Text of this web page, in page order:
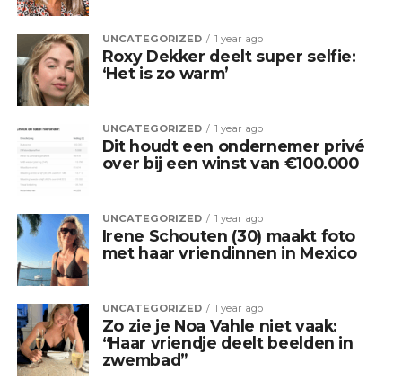
UNCATEGORIZED 1 year ago
Roxy Dekker deelt super selfie:
‘Het is zo warm’
UNCATEGORIZED 1 year ago
Dit houdt een ondernemer privé
over bij een winst van €100.000
UNCATEGORIZED 1 year ago
Irene Schouten (30) maakt foto
met haar vriendinnen in Mexico
UNCATEGORIZED 1 year ago
Zo zie je Noa Vahle niet vaak:
“Haar vriendje deelt beelden in
zwembad”